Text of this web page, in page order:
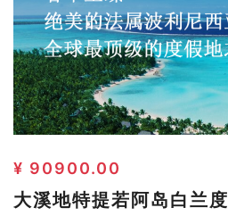
¥ 90900.00
大溪地特提若阿岛白兰度